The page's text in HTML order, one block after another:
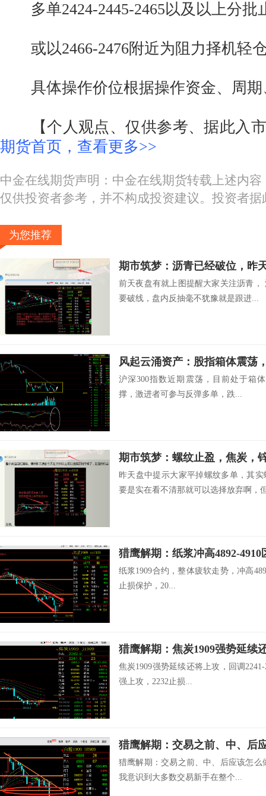
多单2424-2445-2465以及以上分批
或以2466-2476附近为阻力择机轻
具体操作价位根据操作资金、周期
【个人观点、仅供参考、据此入市
期货首页，查看更多>>
中金在线期货声明：中金在线期货转载上述内
仅供投资者参考，并不构成投资建议。投资者
为您推荐
前天夜盘有就上图提醒大家关注沥青
要破线，盘内反抽毫不犹豫就是跟进...
风起云涌资产：股指箱体震荡
沪深300指数近期震荡，目前处于箱
撑，激进者可参与反弹多单，跌...
昨天盘中提示大家平掉螺纹多单，其
要是实在看不清那就可以选择放弃啊，
猎鹰解期：纸浆冲高4892-
纸浆1909合约，整体疲软走势，冲高
止损保护，20...
猎鹰解期：焦炭1909强势延续
焦炭1909强势延续还将上攻，回调
强上攻，2232止损...
猎鹰解期：交易之前、中、后
猎鹰解期：交易之前、中、后应该怎
我意识到大多数交易新手在整个...